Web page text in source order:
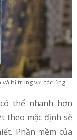
và bị trùng với các ứng
thể nhanh hơn
theo mặc định sẽ
Phần mềm của